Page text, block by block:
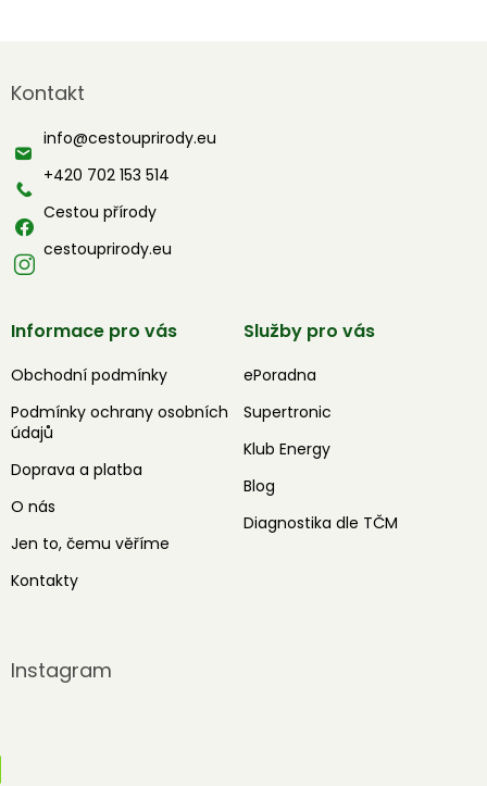
p
t
Kontakt
info@cestouprirody.eu
+420 702 153 514
Cestou přírody
cestouprirody.eu
Informace pro vás
Obchodní podmínky
Podmínky ochrany osobních
údajů
Doprava a platba
O nás
Jen to, čemu věříme
Kontakty
Služby pro vás
ePoradna
Supertronic
Klub Energy
Blog
Diagnostika dle TČM
Instagram